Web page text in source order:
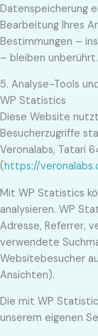
Datenspeicherung
Bearbeitung Ihres
Bestimmungen –
– bleiben unberührt.
5. Analyse-Tools
WP Statistics
Diese Website
Besucherzugriffe
Veronalabs, Tatari
(https://
Mit WP Statistics
analysieren. WP
Adresse, Referrer,
verwendete
Websitebesucher
Ansichten).
Die mit WP
unserem eigenen